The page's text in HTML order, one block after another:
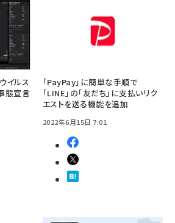
イルス
態宣言
「PayPay」に簡単な手順で
「LINE」の「友だち」に支払いリク
エストを送る機能を追加
2022年6月15日 7:01